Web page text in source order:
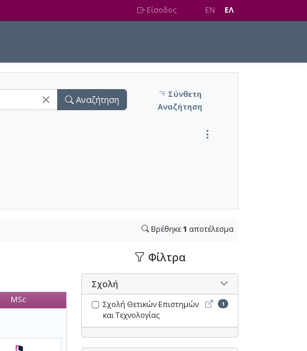
Είσοδος EN EΛ
Αναζήτηση
Σύνθετη
Αναζήτηση
Βρέθηκε1 αποτέλεσμα
MSc
Φίλτρα
Σχολή
Σχολή Θετικών Επιστημών
και Τεχνολογίας
Σχολή Θετικών
1